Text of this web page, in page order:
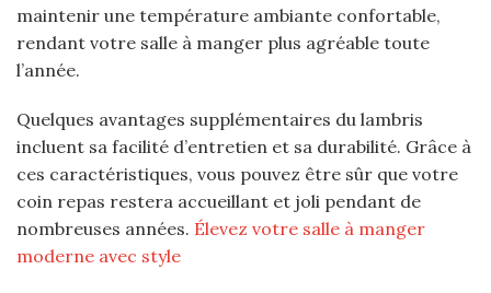
maintenir une température ambiante confortable,
rendant votre salle à manger plus agréable toute
l’année.
Quelques avantages supplémentaires du lambris
incluent sa facilité d’entretien et sa durabilité. Grâce à
ces caractéristiques, vous pouvez être sûr que votre
coin repas restera accueillant et joli pendant de
nombreuses années. Élevez votre salle à manger
moderne avec style